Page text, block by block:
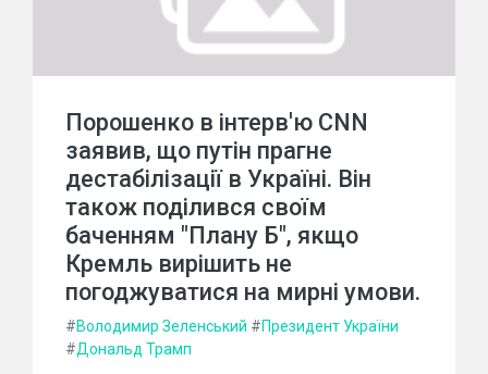
Порошенко в інтерв'ю CNN
заявив, що путін прагне
дестабілізації в Україні. Він
також поділився своїм
баченням "Плану Б", якщо
Кремль вирішить не
погоджуватися на мирні умови.
#Володимир Зеленський #Президент України
#Дональд Трамп